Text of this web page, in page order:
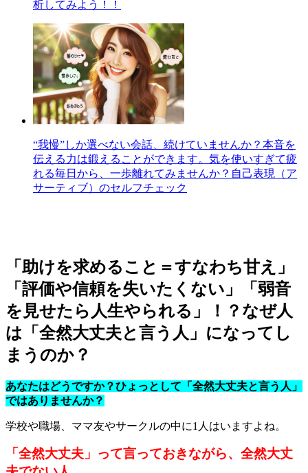
析してみよう！！
“我慢”しか選べない会話、続けていませんか？本音を
伝える力は鍛えることができます。気を使いすぎて疲
れる毎日から、一歩離れてみませんか？自己表現（ア
サーティブ）のセルフチェック
「助けを求めること＝すなわち甘え」
「評価や信頼を失いたくない」「弱音
を見せたら人生やられる」！？なぜ人
は「全然大丈夫と言う人」になってし
まうのか？
あなたはどうですか？ひょっとして「全然大丈夫と言う人」
ではありませんか？
学校や職場、ママ友やサークルの中に1人はいますよね。
「全然大丈夫」って言っておきながら、全然大丈